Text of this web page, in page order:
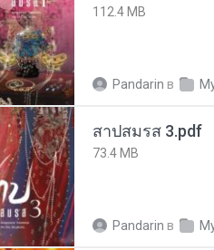
112.4 MB
Pandarin в
สาปสมรส 3.pdf
73.4 MB
Pandarin в